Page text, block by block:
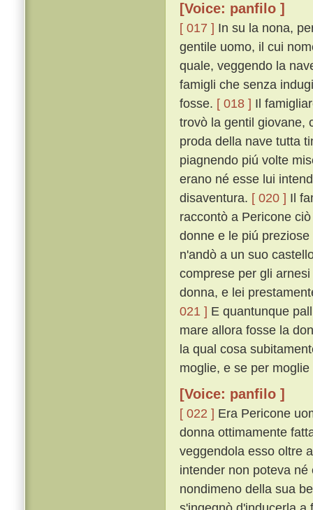
[Voice: panfilo ]
[ 017 ] In su la nona,
gentile uomo, il cui
quale, veggendo la
famigli che senza
fosse. [ 018 ] Il
trovò la gentil giovane,
proda della nave tutta
piagnendo piú volte
erano né esse lui
disaventura. [ 020 ] Il
raccontò a Pericone
donne e le piú
n'andò a un suo
comprese per gli
donna, e lei
021 ] E quantunque
mare allora fosse la
la qual cosa
moglie, e se per
[Voice: panfilo ]
[ 022 ] Era Pericone
donna ottimamente
veggendola esso oltre
intender non poteva
nondimeno della sua